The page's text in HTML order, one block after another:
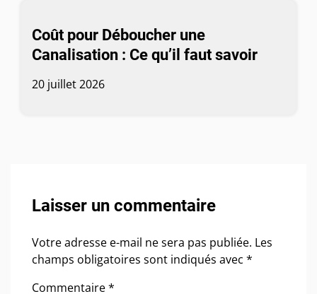
Coût pour Déboucher une
Canalisation : Ce qu’il faut savoir
20 juillet 2026
Laisser un commentaire
Votre adresse e-mail ne sera pas publiée. Les
champs obligatoires sont indiqués avec *
Commentaire*